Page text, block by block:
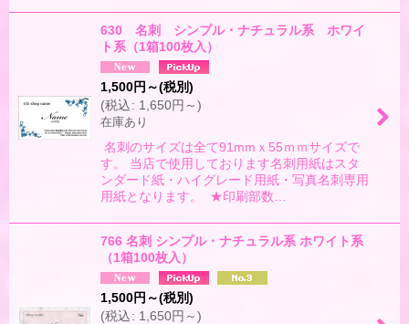
630 名刺 シンプル・ナチュラル系 ホワイ
ト系（1箱100枚入）
1,500円 ～(税別)
(税込: 1,650円 ～)
在庫あり
名刺のサイズは全て91mmｘ55ｍｍサイズで
す。 当店で使用しております名刺用紙はスタ
ンダード紙・ハイグレード用紙・写真名刺専用
用紙となります。 ★印刷部数…
766 名刺 シンプル・ナチュラル系 ホワイト系
（1箱100枚入）
1,500円 ～(税別)
(税込: 1,650円 ～)